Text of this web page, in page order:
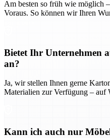
Am besten so früh wie möglich
Voraus. So können wir Ihren
Bietet Ihr Unternehmen
an?
Ja, wir stellen Ihnen gerne
Materialien zur Verfügung – auf
Kann ich auch nur